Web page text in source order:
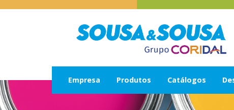
Empresa Produtos Catálogos